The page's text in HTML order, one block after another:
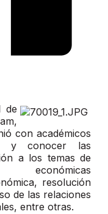
de
con académicos
y conocer las
a los temas de
económicas
resolución
de las relaciones
entre otras.